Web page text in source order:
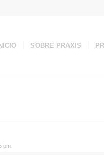
SOBRE PRAXIS
pm